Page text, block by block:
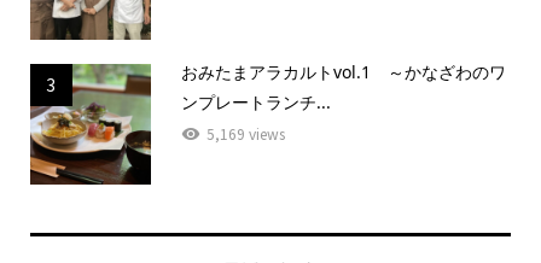
3
おみたまアラカルトvol.1 ～かなざわのワ
ンプレートランチ...
5,169 views